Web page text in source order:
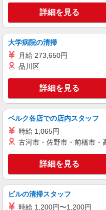
詳細を見る
大学病院の清掃
月給 273,650円
品川区
詳細を見る
ベルク各店での店内スタッフ
時給 1,065円
古河市・佐野市・前橋市・
詳細を見る
ビルの清掃スタッフ
時給 1,200円〜1,200円